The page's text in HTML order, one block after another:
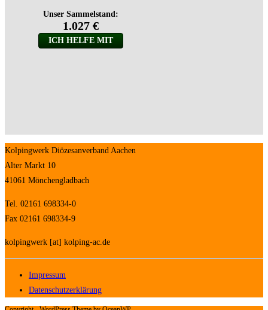
Kolpingwerk Diözesanverband Aachen
Alter Markt 10
41061 Mönchengladbach
Tel. 02161 698334-0
Fax 02161 698334-9
kolpingwerk [at] kolping-ac.de
Impressum
Datenschutzerklärung